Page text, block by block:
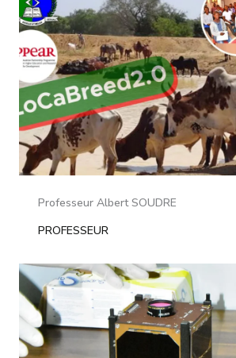
Professeur Albert SOUDRE
PROFESSEUR